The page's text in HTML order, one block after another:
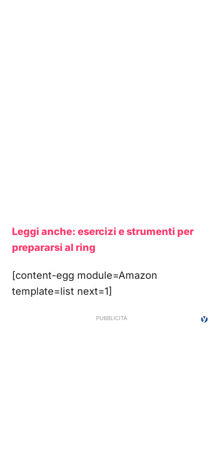
Leggi anche: esercizi e strumenti per
prepararsi al ring
[content-egg module=Amazon
template=list next=1]